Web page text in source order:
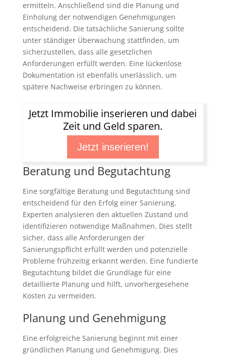
ermitteln. Anschließend sind die Planung und
Einholung der notwendigen Genehmigungen
entscheidend. Die tatsächliche Sanierung sollte
unter ständiger Überwachung stattfinden, um
sicherzustellen, dass alle gesetzlichen
Anforderungen erfüllt werden. Eine lückenlose
Dokumentation ist ebenfalls unerlässlich, um
spätere Nachweise erbringen zu können.
Jetzt Immobilie inserieren und dabei
Zeit und Geld sparen.
Jetzt inserieren!
Beratung und Begutachtung
Eine sorgfältige Beratung und Begutachtung sind
entscheidend für den Erfolg einer Sanierung.
Experten analysieren den aktuellen Zustand und
identifizieren notwendige Maßnahmen. Dies stellt
sicher, dass alle Anforderungen der
Sanierungspflicht erfüllt werden und potenzielle
Probleme frühzeitig erkannt werden. Eine fundierte
Begutachtung bildet die Grundlage für eine
detaillierte Planung und hilft, unvorhergesehene
Kosten zu vermeiden.
Planung und Genehmigung
Eine erfolgreiche Sanierung beginnt mit einer
gründlichen Planung und Genehmigung. Dies